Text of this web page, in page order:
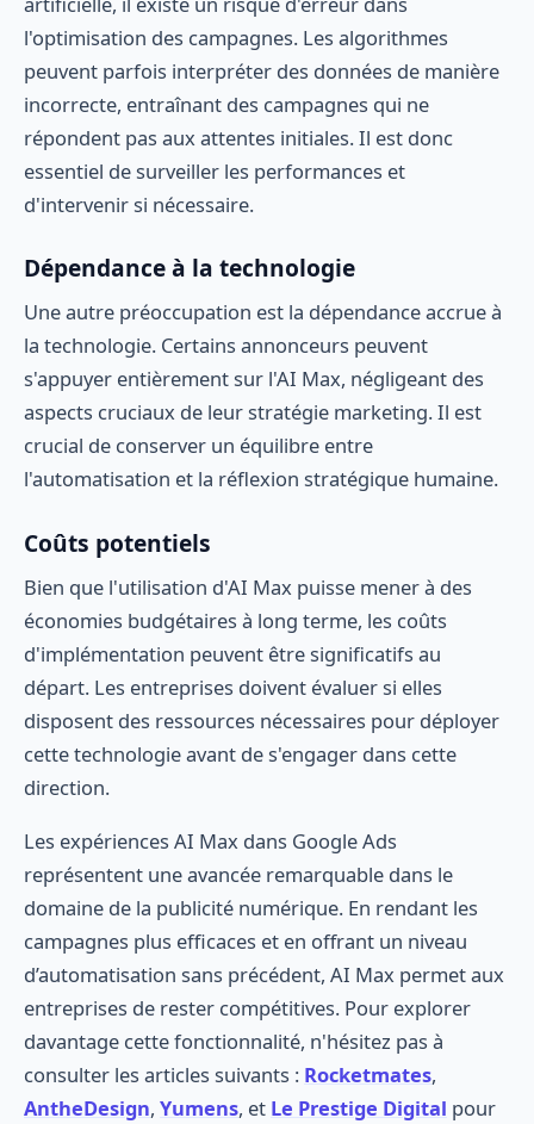
l'optimisation des campagnes. Les algorithmes
peuvent parfois interpréter des données de manière
incorrecte, entraînant des campagnes qui ne
répondent pas aux attentes initiales. Il est donc
essentiel de surveiller les performances et
d'intervenir si nécessaire.
Dépendance à la technologie
Une autre préoccupation est la dépendance accrue à
la technologie. Certains annonceurs peuvent
s'appuyer entièrement sur l'AI Max, négligeant des
aspects cruciaux de leur stratégie marketing. Il est
crucial de conserver un équilibre entre
l'automatisation et la réflexion stratégique humaine.
Coûts potentiels
Bien que l'utilisation d'AI Max puisse mener à des
économies budgétaires à long terme, les coûts
d'implémentation peuvent être significatifs au
départ. Les entreprises doivent évaluer si elles
disposent des ressources nécessaires pour déployer
cette technologie avant de s'engager dans cette
direction.
Les expériences AI Max dans Google Ads
représentent une avancée remarquable dans le
domaine de la publicité numérique. En rendant les
campagnes plus efficaces et en offrant un niveau
d’automatisation sans précédent, AI Max permet aux
entreprises de rester compétitives. Pour explorer
davantage cette fonctionnalité, n'hésitez pas à
consulter les articles suivants : Rocketmates,
AntheDesign, Yumens, et Le Prestige Digital pour